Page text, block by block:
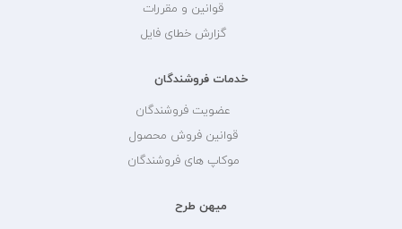
قوانین و مقررات
گزارش خطای فایل
خدمات فروشندگان
عضویت فروشندگان
قوانین فروش محصول
موکاپ های فروشندگان
میهن طرح